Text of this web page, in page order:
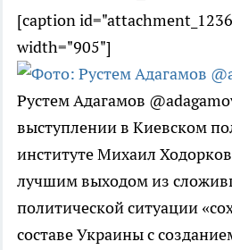
[caption
width="905"]
Рустем Адагамов ‏@adagamov[/caption] В своем
выступлении в Киевском
институте Михаил
лучшим выходом из
политической ситуации
составе Украины с